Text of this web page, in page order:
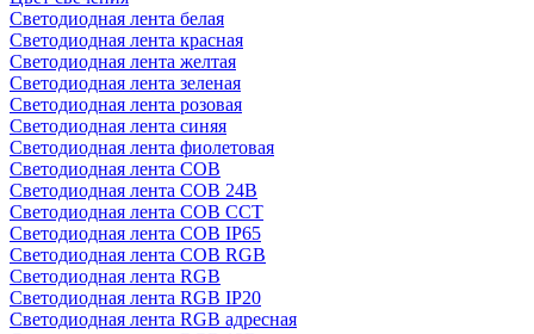
Светодиодная лента белая
Светодиодная лента красная
Светодиодная лента желтая
Светодиодная лента зеленая
Светодиодная лента розовая
Светодиодная лента синяя
Светодиодная лента фиолетовая
Светодиодная лента COB
Светодиодная лента COB 24В
Светодиодная лента COB CCT
Светодиодная лента COB IP65
Светодиодная лента COB RGB
Светодиодная лента RGB
Светодиодная лента RGB IP20
Светодиодная лента RGB адресная